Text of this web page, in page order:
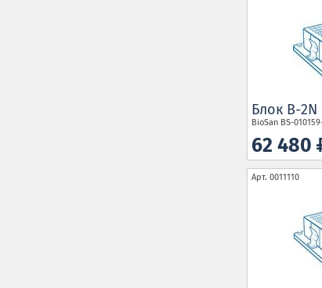
Блок B-2N
BioSan BS-
62 480
Арт. 0011110